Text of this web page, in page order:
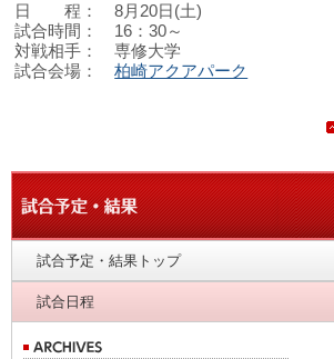
日 程： 8月20日(土)
試合時間： 16：30～
対戦相手： 専修大学
試合会場：柏崎アクアパーク
試合予定・結果トップ
試合日程